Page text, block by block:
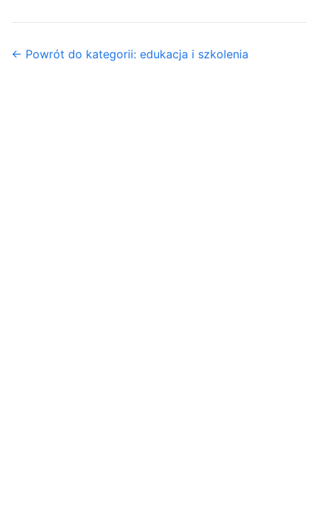
← Powrót do kategorii: edukacja i szkolenia